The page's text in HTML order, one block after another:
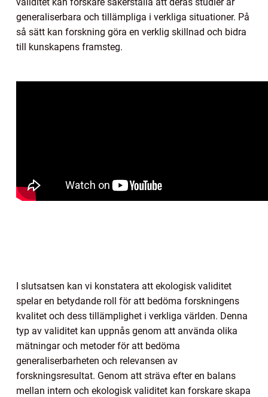
generaliserbara och tillämpliga i verkliga situationer. På
så sätt kan forskning göra en verklig skillnad och bidra
till kunskapens framsteg.
I slutsatsen kan vi konstatera att ekologisk validitet
spelar en betydande roll för att bedöma forskningens
kvalitet och dess tillämplighet i verkliga världen. Denna
typ av validitet kan uppnås genom att använda olika
mätningar och metoder för att bedöma
generaliserbarheten och relevansen av
forskningsresultat. Genom att sträva efter en balans
mellan intern och ekologisk validitet kan forskare skapa